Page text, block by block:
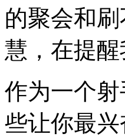
的聚会和
慧，在提
作为一个
些让你最